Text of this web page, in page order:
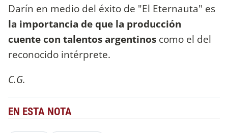
Darín en medio del éxito de "El Eternauta" es
la importancia de que la producción
cuente con talentos argentinos como el del
reconocido intérprete.
C.G.
EN ESTA NOTA